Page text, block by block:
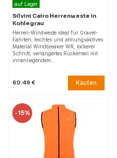
auf Lager
Silvini Cairo Herrenweste in
Kohlegrau
Herren-Windweste ideal für Gravel-
Fahrten, leichtes und atmungsaktives
Material Windbreaker WR, lockerer
Schnitt, verlängertes Rückenteil mit
innenliegendem…
60.49 € Kaufen
-15%